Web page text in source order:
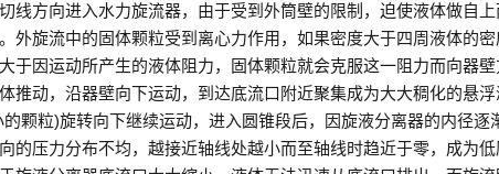
线方向进入水力旋流器，由于受到外筒壁的限制，迫使液体做自
外旋流中的固体颗粒受到离心力作用，如果密度大于四周液体的
于因运动所产生的液体阻力，固体颗粒就会克服这一阻力而向器
推动，沿器壁向下运动，到达底流口附近聚集成为大大稠化的悬
颗粒)旋转向下继续运动，进入圆锥段后，因旋液分离器的内径逐
的压力分布不均，越接近轴线处越小而至轴线时趋近于零，成为